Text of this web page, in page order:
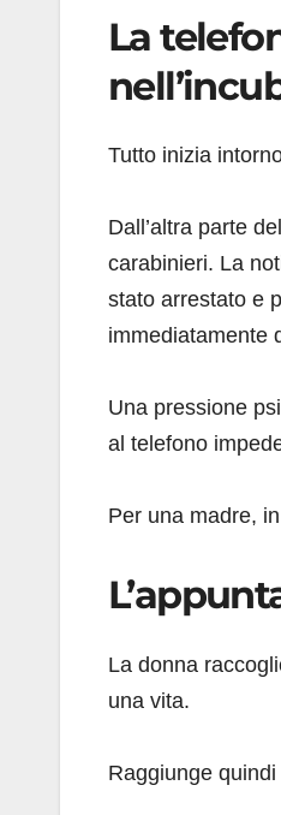
La
Tutto inizia
Dall’altra parte
carabinieri. La
stato arrestato e
immediatamente
Una pressione
al telefono
Per una madre,
La donna
una vita.
Raggiunge